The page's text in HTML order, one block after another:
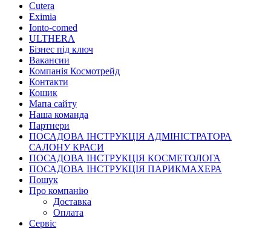
Cutera
Eximia
Ionto-comed
ULTHERA
Бізнес під ключ
Вакансии
Компанія Космотрейд
Контакти
Кошик
Мапа сайту
Наша команда
Партнери
ПОСАДОВА ІНСТРУКЦІЯ АДМІНІСТРАТОРА
САЛОНУ КРАСИ
ПОСАДОВА ІНСТРУКЦІЯ КОСМЕТОЛОГА
ПОСАДОВА ІНСТРУКЦІЯ ПАРИКМАХЕРА
Пошук
Про компанію
Доставка
Оплата
Сервіс